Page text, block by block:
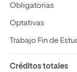
Obligatorias
Optativas
Trabajo Fin de
Créditos totales